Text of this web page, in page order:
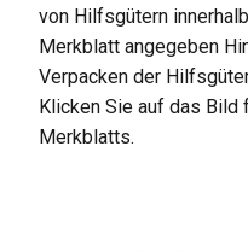
von Hilfsgütern
Merkblatt angegeben
Verpacken der
Klicken Sie auf das Bild
Merkblatts.